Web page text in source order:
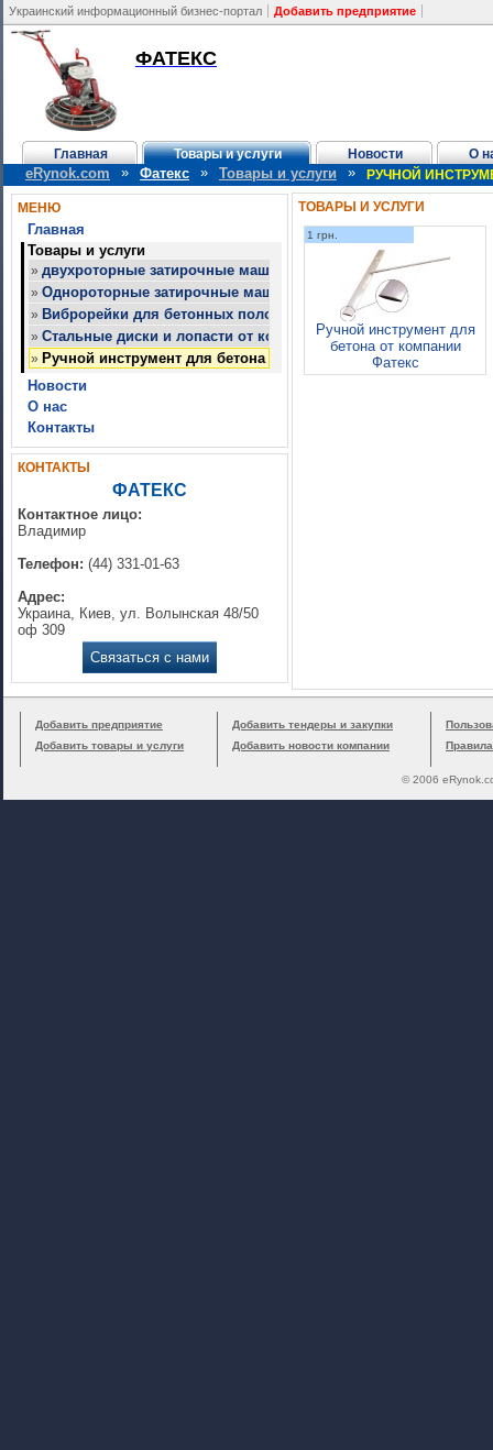
Украинский информационный бизнес-портал Добавить предприятие
ФАТЕКС
Главная Товары и услуги Новости О
eRynok.com » Фатекс » Товары и услуги » РУЧНОЙ
МЕНЮ
Главная
Товары и услуги
» двухроторные затирочные машины Аллен
» Однороторные затирочные машины для бетона от компании
» Виброрейки для бетонных полов от компании Фатекс
» Стальные диски и лопасти от компании Фатекс
» Ручной инструмент для бетона от компании Фатекс
Новости
О нас
Контакты
КОНТАКТЫ
ФАТЕКС
Контактное лицо:
Владимир
Телефон: (44) 331-01-63
Адрес:
Украина, Киев, ул. Волынская 48/50
оф 309
Связаться с нами
ТОВАРЫ И УСЛУГИ
1 грн.
Ручной инструмент для
бетона от компании
Фатекс
Добавить предприятие
Добавить товары и услуги
Добавить тендеры и закупки
Добавить новости компании
© 2006